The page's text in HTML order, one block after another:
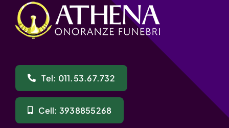
Tel: 011.53.67.732
Cell: 3938855268